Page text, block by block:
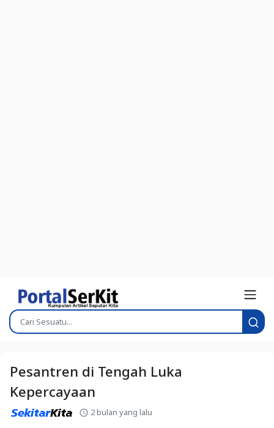
Pesantren di Tengah Luka
Kepercayaan
2 bulan yang lalu